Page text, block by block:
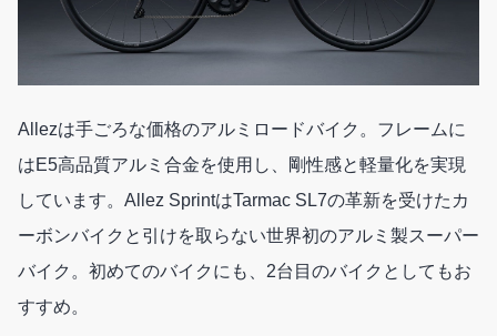
Allezは手ごろな価格のアルミロードバイク。フレームに
はE5高品質アルミ合金を使用し、剛性感と軽量化を実現
しています。Allez SprintはTarmac SL7の革新を受けたカ
ーボンバイクと引けを取らない世界初のアルミ製スーパー
バイク。初めてのバイクにも、2台目のバイクとしてもお
すすめ。